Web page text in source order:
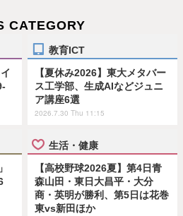
CATEGORY
教育ICT
【夏休み2026】東大メタバー
ス工学部、生成AIなどジュニ
ア講座6選
2026.7.30 Thu 11:15
生活・健康
【高校野球2026夏】第4日青
森山田・東日大昌平・大分
商・英明が勝利、第5日は花巻
東vs新田ほか